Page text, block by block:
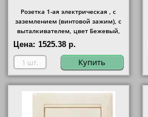
Розетка 1-ая электрическая , с
заземлением (винтовой зажим), с
выталкивателем, цвет Бежевый,
Legrand
Цена: 1525.38 р.
Купить